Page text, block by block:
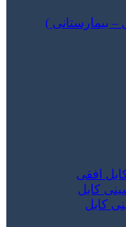
– بیمارستانی )